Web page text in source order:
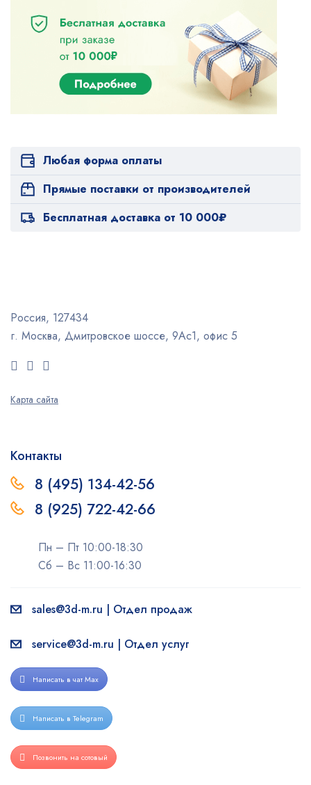
Любая форма оплаты
Прямые поставки от производителей
Бесплатная доставка от 10 000₽
Россия, 127434
г. Москва, Дмитровское шоссе, 9Ас1, офис 5
Карта сайта
Контакты
8 (495) 134-42-56
8 (925) 722-42-66
Пн – Пт 10:00-18:30
Сб – Вс 11:00-16:30
sales@3d-m.ru | Отдел продаж
service@3d-m.ru | Отдел услуг
Написать в чат Max
Написать в Telegram
Позвонить на сотовый